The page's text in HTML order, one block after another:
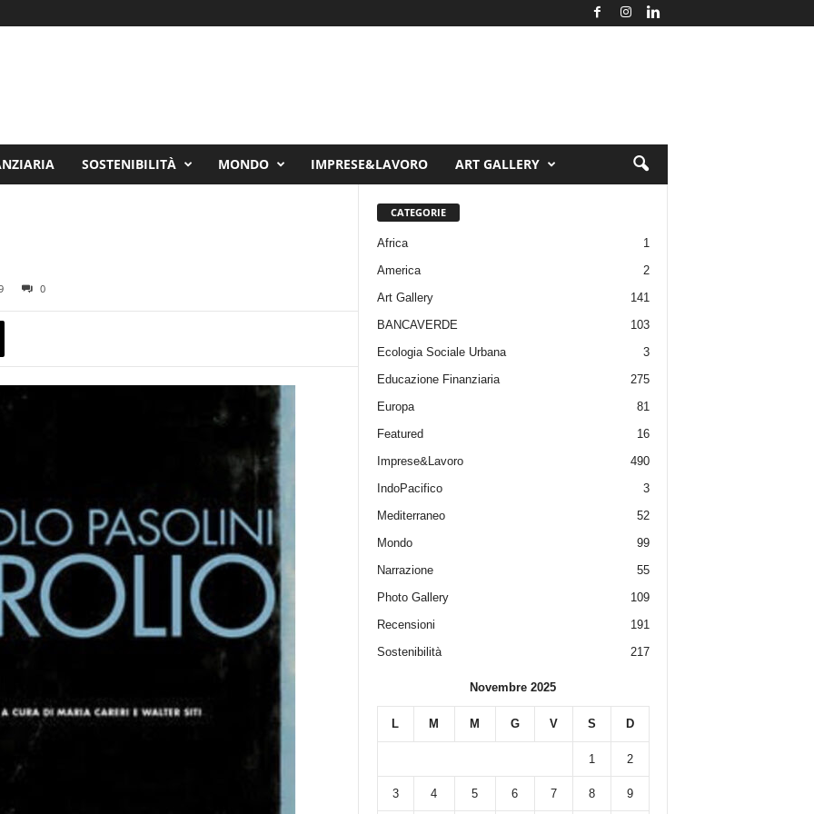
SOSTENIBILITÀ MONDO IMPRESE&LAVORO ART GALLERY
0
CATEGORIE
Africa
1
America
2
Art Gallery
141
BANCAVERDE
103
Ecologia Sociale Urbana
3
Educazione Finanziaria
275
Europa
81
Featured
16
Imprese&Lavoro
490
IndoPacifico
3
Mediterraneo
52
Mondo
99
Narrazione
55
Photo Gallery
109
Recensioni
191
Sostenibilità
217
Novembre 2025
L M M G V S D
1 2
3 4 5 6 7 8 9